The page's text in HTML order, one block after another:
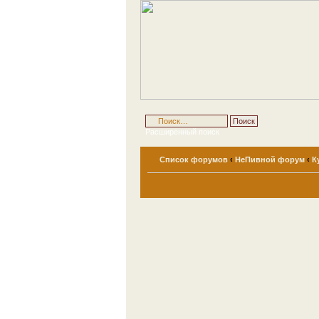
Расширенный поиск
Список форумов ‹ НеПивной форум ‹